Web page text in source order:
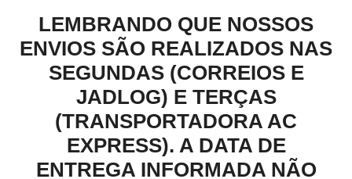
LEMBRANDO QUE NOSSOS
ENVIOS SÃO REALIZADOS NAS
SEGUNDAS (CORREIOS E
JADLOG) E TERÇAS
(TRANSPORTADORA AC
EXPRESS). A DATA DE
ENTREGA INFORMADA NÃO